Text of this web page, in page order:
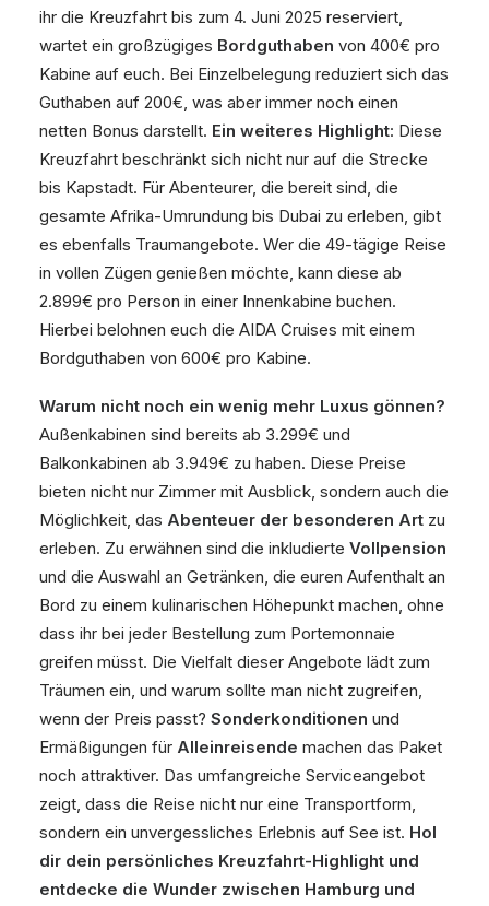
ihr die Kreuzfahrt bis zum 4. Juni 2025 reserviert,
wartet ein großzügiges Bordguthaben von 400€ pro
Kabine auf euch. Bei Einzelbelegung reduziert sich das
Guthaben auf 200€, was aber immer noch einen
netten Bonus darstellt. Ein weiteres Highlight: Diese
Kreuzfahrt beschränkt sich nicht nur auf die Strecke
bis Kapstadt. Für Abenteurer, die bereit sind, die
gesamte Afrika-Umrundung bis Dubai zu erleben, gibt
es ebenfalls Traumangebote. Wer die 49-tägige Reise
in vollen Zügen genießen möchte, kann diese ab
2.899€ pro Person in einer Innenkabine buchen.
Hierbei belohnen euch die AIDA Cruises mit einem
Bordguthaben von 600€ pro Kabine.
Warum nicht noch ein wenig mehr Luxus gönnen?
Außenkabinen sind bereits ab 3.299€ und
Balkonkabinen ab 3.949€ zu haben. Diese Preise
bieten nicht nur Zimmer mit Ausblick, sondern auch die
Möglichkeit, das Abenteuer der besonderen Art zu
erleben. Zu erwähnen sind die inkludierte Vollpension
und die Auswahl an Getränken, die euren Aufenthalt an
Bord zu einem kulinarischen Höhepunkt machen, ohne
dass ihr bei jeder Bestellung zum Portemonnaie
greifen müsst. Die Vielfalt dieser Angebote lädt zum
Träumen ein, und warum sollte man nicht zugreifen,
wenn der Preis passt? Sonderkonditionen und
Ermäßigungen für Alleinreisende machen das Paket
noch attraktiver. Das umfangreiche Serviceangebot
zeigt, dass die Reise nicht nur eine Transportform,
sondern ein unvergessliches Erlebnis auf See ist. Hol
dir dein persönliches Kreuzfahrt-Highlight und
entdecke die Wunder zwischen Hamburg und